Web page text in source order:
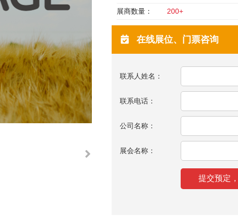
展商数量：
200+
在线展位、门票咨询
联系人姓名：
联系电话：
公司名称：
展会名称：